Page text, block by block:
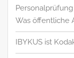
Was öffentliche
IBYKUS ist